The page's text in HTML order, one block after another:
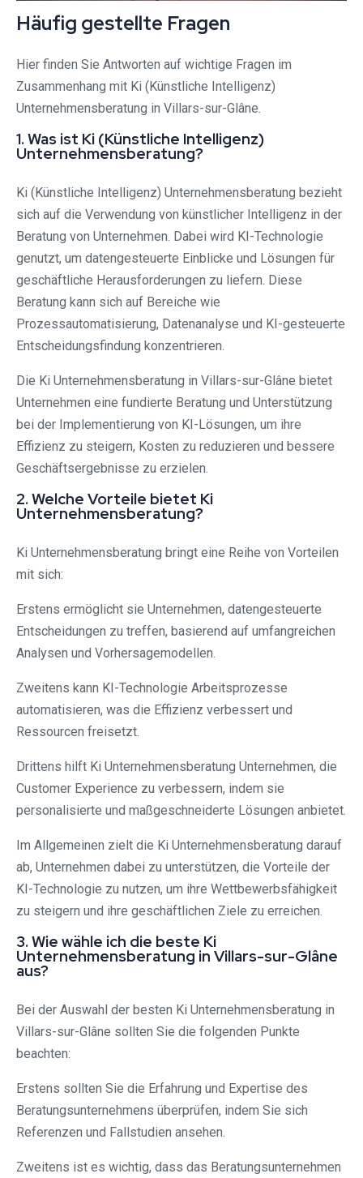
Häufig gestellte Fragen
Hier finden Sie Antworten auf wichtige Fragen im
Zusammenhang mit Ki (Künstliche Intelligenz)
Unternehmensberatung in Villars-sur-Glâne.
1. Was ist Ki (Künstliche Intelligenz)
Unternehmensberatung?
Ki (Künstliche Intelligenz) Unternehmensberatung bezieht
sich auf die Verwendung von künstlicher Intelligenz in der
Beratung von Unternehmen. Dabei wird KI-Technologie
genutzt, um datengesteuerte Einblicke und Lösungen für
geschäftliche Herausforderungen zu liefern. Diese
Beratung kann sich auf Bereiche wie
Prozessautomatisierung, Datenanalyse und KI-gesteuerte
Entscheidungsfindung konzentrieren.
Die Ki Unternehmensberatung in Villars-sur-Glâne bietet
Unternehmen eine fundierte Beratung und Unterstützung
bei der Implementierung von KI-Lösungen, um ihre
Effizienz zu steigern, Kosten zu reduzieren und bessere
Geschäftsergebnisse zu erzielen.
2. Welche Vorteile bietet Ki
Unternehmensberatung?
Ki Unternehmensberatung bringt eine Reihe von Vorteilen
mit sich:
Erstens ermöglicht sie Unternehmen, datengesteuerte
Entscheidungen zu treffen, basierend auf umfangreichen
Analysen und Vorhersagemodellen.
Zweitens kann KI-Technologie Arbeitsprozesse
automatisieren, was die Effizienz verbessert und
Ressourcen freisetzt.
Drittens hilft Ki Unternehmensberatung Unternehmen, die
Customer Experience zu verbessern, indem sie
personalisierte und maßgeschneiderte Lösungen anbietet.
Im Allgemeinen zielt die Ki Unternehmensberatung darauf
ab, Unternehmen dabei zu unterstützen, die Vorteile der
KI-Technologie zu nutzen, um ihre Wettbewerbsfähigkeit
zu steigern und ihre geschäftlichen Ziele zu erreichen.
3. Wie wähle ich die beste Ki
Unternehmensberatung in Villars-sur-Glâne
aus?
Bei der Auswahl der besten Ki Unternehmensberatung in
Villars-sur-Glâne sollten Sie die folgenden Punkte
beachten:
Erstens sollten Sie die Erfahrung und Expertise des
Beratungsunternehmens überprüfen, indem Sie sich
Referenzen und Fallstudien ansehen.
Zweitens ist es wichtig, dass das Beratungsunternehmen